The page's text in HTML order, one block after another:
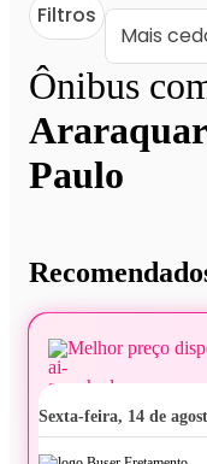
Ônibus
Paulo
Filtros
Melhor preço
sexta-feira, 14 de